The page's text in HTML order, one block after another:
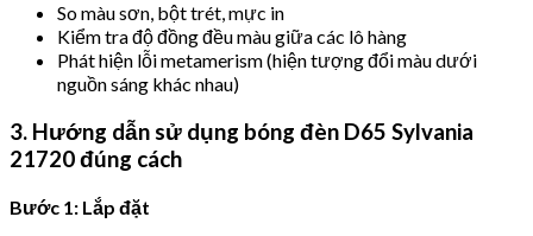
So màu sơn, bột trét, mực in
Kiểm tra độ đồng đều màu giữa các lô hàng
Phát hiện lỗi metamerism (hiện tượng đổi màu dưới
nguồn sáng khác nhau)
3. Hướng dẫn sử dụng bóng đèn D65 Sylvania
21720 đúng cách
Bước 1: Lắp đặt